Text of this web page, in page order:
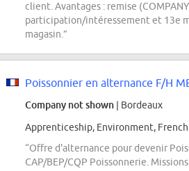
client. Avantages : remise
participation/intéressement et 13e
magasin.”
Poissonnier en alternance F/H
Company not shown | Bordeaux
Apprenticeship, Environment, French
“Offre d'alternance pour devenir
CAP/BEP/CQP Poissonnerie.